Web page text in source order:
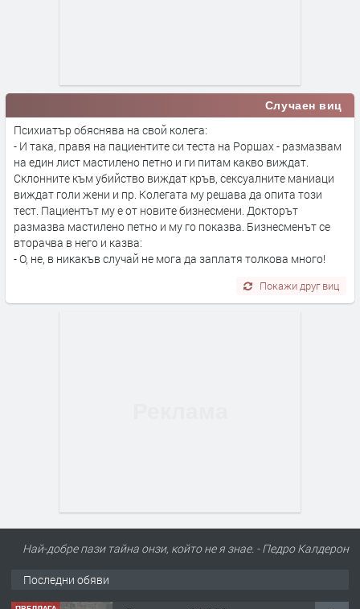
Случаен виц
Психиатър обяснява на свой колега:
- И така, правя на пациентите си теста на Роршах - размазвам
на един лист мастилено петно и ги питам какво виждат.
Склонните към убийство виждат кръв, сексуалните маниаци
виждат голи жени и пр. Колегата му решава да опита този
тест. Пациентът му е от новите бизнесмени. Докторът
размазва мастилено петно и му го показва. Бизнесменът се
вторачва в него и казва:
- О, не, в никакъв случай не мога да заплатя толкова много!
Покажи друг виц
Най-добре пази тайна онзи, който не я знае. - Педро Калдерон
Последни обяви